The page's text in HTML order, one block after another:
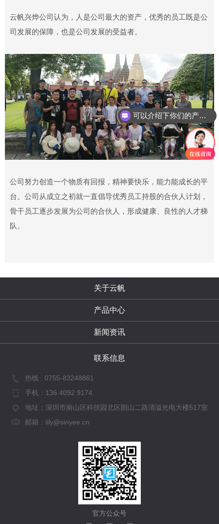
云帆兴烨公司认为，人是公司最大的资产，优秀的员工既是公
司发展的保障，也是公司发展的受益者。
公司努力创造一个物质有回报，精神要快乐，能力能成长的平
台。公司从成立之初就一直倡导优秀员工持股的合伙人计划，
骨干员工逐步发展为公司的合伙人，形成健康、良性的人才梯
队。
关于云帆
产品中心
新闻资讯
联系信息
热线 : 0755-83248861
手机： 136 4092 9174
地址：深圳市南山区科技园北区朗山二路清溢光电大楼517室
邮箱：lily@sinyee.cn
官方公众号
可以介绍下你们的产品么